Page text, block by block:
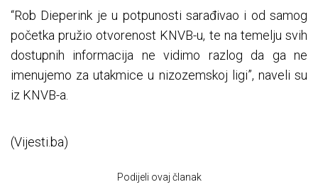
“Rob Dieperink je u potpunosti sarađivao i od samog
početka pružio otvorenost KNVB-u, te na temelju svih
dostupnih informacija ne vidimo razlog da ga ne
imenujemo za utakmice u nizozemskoj ligi”, naveli su
iz KNVB-a.
(Vijesti.ba)
Podijeli ovaj članak